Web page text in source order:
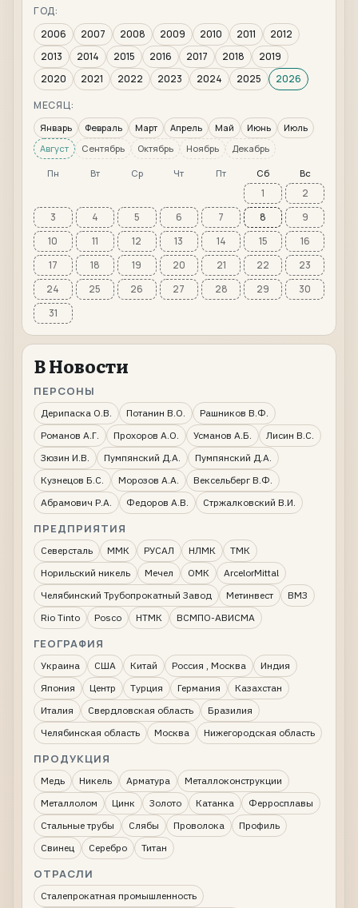
ГОД:
2006
2007 2008 2009 2010 2011
2012
2013
2014 2015 2016 2017 2018
2019
2020
2021 2022 2023 2024 2025
2026
МЕСЯЦ:
Январь Февраль Март Апрель Май Июнь
Июль
Август
Сентябрь Октябрь Ноябрь Декабрь
Пн Вт Ср Чт Пт Сб Вс
1
2
3
4 5 6 7 8
9
10
11 12 13 14 15
16
17
18 19 20 21 22
23
24
25 26 27 28 29
30
31
В Новости
ПЕРСОНЫ
Дерипаска О.В. Потанин В.О.
Рашников В.Ф.
Романов А.Г.
Прохоров А.О. Усманов А.Б.
Лисин В.С.
Зюзин И.В.
Пумпянский Д.А.
Пумпянский Д.А.
Кузнецов Б.С.
Морозов А.А.
Вексельберг В.Ф.
Абрамович Р.А.
Федоров А.В. Стржалковский В.И.
ПРЕДПРИЯТИЯ
Северсталь ММК РУСАЛ НЛМК
ТМК
Норильский никель
Мечел ОМК
ArcelorMittal
Челябинский Трубопрокатный Завод
Метинвест
ВМЗ
Rio Tinto
Posco НТМК ВСМПО-АВИСМА
ГЕОГРАФИЯ
Украина США Китай Россия , Москва
Индия
Япония
Центр Турция Германия
Казахстан
Италия
Свердловская область
Бразилия
Челябинская область
Москва Нижегородская область
ПРОДУКЦИЯ
Медь Никель Арматура
Металлоконструкции
Металлолом
Цинк Золото Катанка
Ферросплавы
Стальные трубы
Слябы Проволока
Профиль
Свинец
Серебро Титан
ОТРАСЛИ
Сталепрокатная промышленность